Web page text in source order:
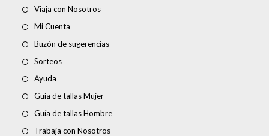
Viaja con Nosotros
Mi Cuenta
Buzón de sugerencias
Sorteos
Ayuda
Guía de tallas Mujer
Guía de tallas Hombre
Trabaja con Nosotros